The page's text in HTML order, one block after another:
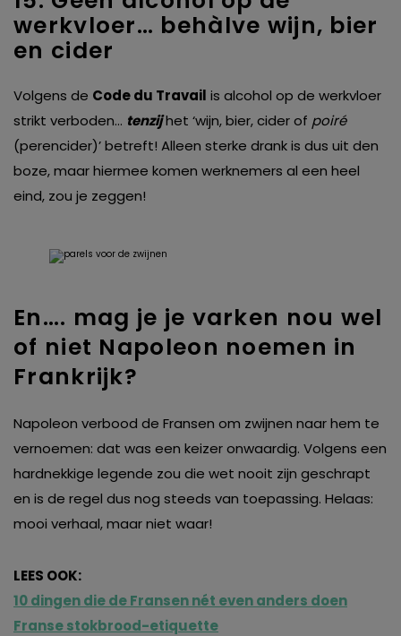
werkvloer… behàlve wijn, bier
en cider
Volgens de Code du Travail is alcohol op de werkvloer
strikt verboden… tenzijhet ‘wijn, bier, cider of poiré
(perencider)’ betreft! Alleen sterke drank is dus uit den
boze, maar hiermee komen werknemers al een heel
eind, zou je zeggen!
En…. mag je je varken nou wel
of niet Napoleon noemen in
Frankrijk?
Napoleon verbood de Fransen om zwijnen naar hem te
vernoemen: dat was een keizer onwaardig. Volgens een
hardnekkige legende zou die wet nooit zijn geschrapt
en is de regel dus nog steeds van toepassing. Helaas:
mooi verhaal, maar niet waar!
LEES OOK:
10 dingen die de Fransen nét even anders doen
Franse stokbrood-etiquette